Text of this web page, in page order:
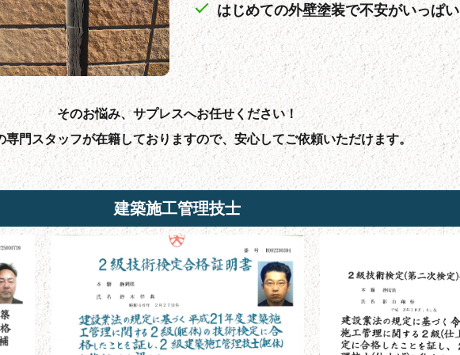
はじめての外壁塗装で不安がいっぱい
そのお悩み、サプレスへお任せください！
専門スタッフが在籍しておりますので、安心してご依頼いただけます。
建築施工管理技士